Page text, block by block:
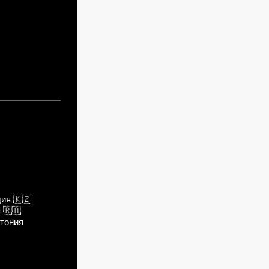
🇰🇿
🇷🇴